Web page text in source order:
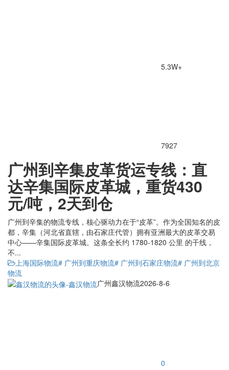
5.3W+
7927
广州到辛集皮革货运专线：直
达辛集国际皮革城，重货430
元/吨，2天到仓
广州到辛集的物流专线，核心驱动力在于“皮革”。作为全国知名的皮
都，辛集（河北省直辖，由石家庄代管）拥有亚洲最大的皮革交易
中心——辛集国际皮革城。这条全长约 1780-1820 公里 的干线，
不...
上海国际物流# 广州到重庆物流# 广州到石家庄物流# 广州到北京
物流
广州鑫汉物流2026-8-6
0